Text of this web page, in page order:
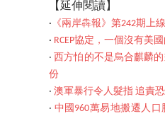
【延伸閱讀】
‧ 《兩岸犇報》第242期上線
‧ RCEP協定，一個沒有美
‧ 西方怕的不是烏合麒麟
份
‧ 澳軍暴行令人髮指 追責
‧ 中國960萬易地搬遷人